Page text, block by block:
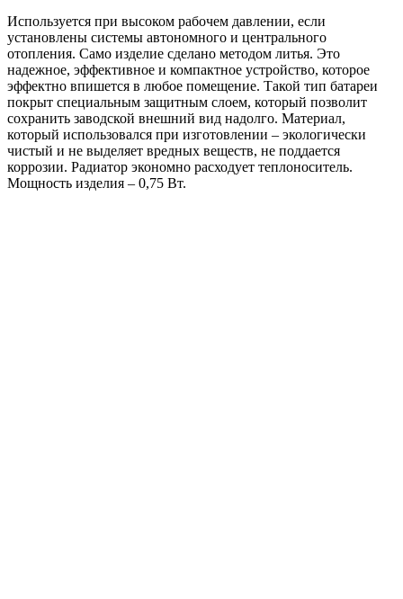
Используется при высоком рабочем давлении, если
установлены системы автономного и центрального
отопления. Само изделие сделано методом литья. Это
надежное, эффективное и компактное устройство, которое
эффектно впишется в любое помещение. Такой тип батареи
покрыт специальным защитным слоем, который позволит
сохранить заводской внешний вид надолго. Материал,
который использовался при изготовлении – экологически
чистый и не выделяет вредных веществ, не поддается
коррозии. Радиатор экономно расходует теплоноситель.
Мощность изделия – 0,75 Вт.